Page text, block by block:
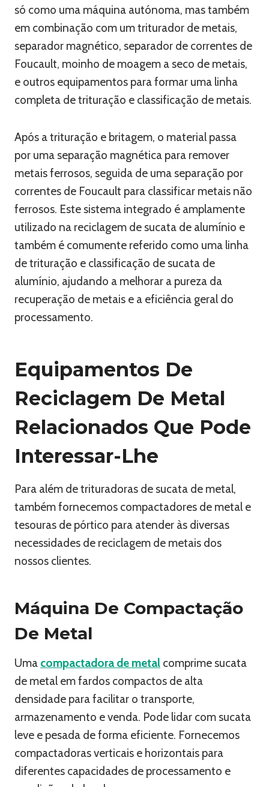
só como uma máquina autónoma, mas também
em combinação com um triturador de metais,
separador magnético, separador de correntes de
Foucault, moinho de moagem a seco de metais,
e outros equipamentos para formar uma linha
completa de trituração e classificação de metais.
Após a trituração e britagem, o material passa
por uma separação magnética para remover
metais ferrosos, seguida de uma separação por
correntes de Foucault para classificar metais não
ferrosos. Este sistema integrado é amplamente
utilizado na reciclagem de sucata de alumínio e
também é comumente referido como uma linha
de trituração e classificação de sucata de
alumínio, ajudando a melhorar a pureza da
recuperação de metais e a eficiência geral do
processamento.
Equipamentos De
Reciclagem De Metal
Relacionados Que Pode
Interessar-Lhe
Para além de trituradoras de sucata de metal,
também fornecemos compactadores de metal e
tesouras de pórtico para atender às diversas
necessidades de reciclagem de metais dos
nossos clientes.
Máquina De Compactação
De Metal
Uma compactadora de metal comprime sucata
de metal em fardos compactos de alta
densidade para facilitar o transporte,
armazenamento e venda. Pode lidar com sucata
leve e pesada de forma eficiente. Fornecemos
compactadoras verticais e horizontais para
diferentes capacidades de processamento e